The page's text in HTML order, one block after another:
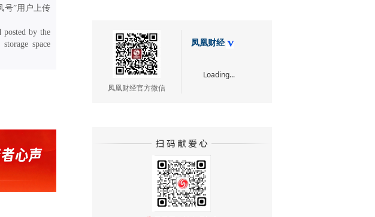
号”用户上传
posted by the
space
凤凰财经官方微信
凤凰财经
Loading...